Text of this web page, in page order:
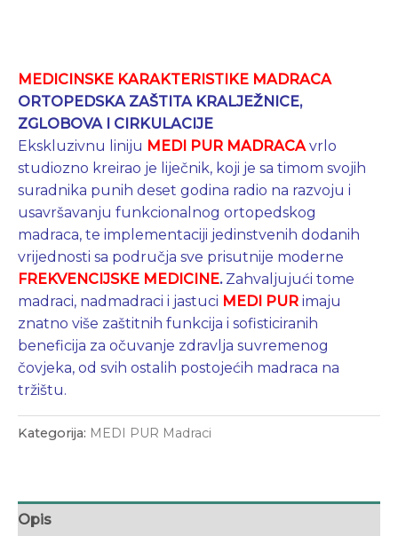
MEDICINSKE KARAKTERISTIKE MADRACA
ORTOPEDSKA ZAŠTITA KRALJEŽNICE,
ZGLOBOVA I CIRKULACIJE
Ekskluzivnu liniju MEDI PUR MADRACA vrlo
studiozno kreirao je liječnik, koji je sa timom svojih
suradnika punih deset godina radio na razvoju i
usavršavanju funkcionalnog ortopedskog
madraca, te implementaciji jedinstvenih dodanih
vrijednosti sa područja sve prisutnije moderne
FREKVENCIJSKE MEDICINE. Zahvaljujući tome
madraci, nadmadraci i jastuci MEDI PUR imaju
znatno više zaštitnih funkcija i sofisticiranih
beneficija za očuvanje zdravlja suvremenog
čovjeka, od svih ostalih postojećih madraca na
tržištu.
Kategorija: MEDI PUR Madraci
Opis